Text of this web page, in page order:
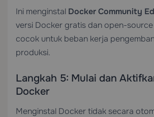
Ini menginstal Docker Community
versi Docker gratis dan open-
cocok untuk beban kerja
produksi.
Langkah 5: Mulai dan
Docker
Menginstal Docker tidak secara